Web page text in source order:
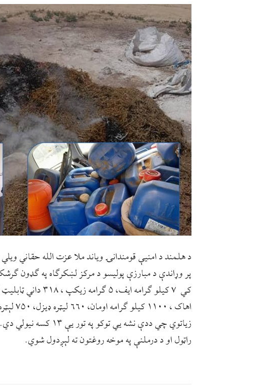
د هلمند د امنیې قومندانۍ ویاند ملا عزت الله حقاني
پر وړاندې د مبارزې پولیسو د مرکز لښکرګاه په ګډون
راټول او د درملنې په موخه روغتون ته لېږدول شوي.